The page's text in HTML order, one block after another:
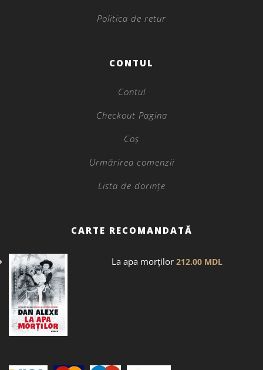
Politica de retur
CONTUL
Contul
Checkout Pagina
Coș
Urmărirea comenzii
Lista de dorințe
CARTE RECOMANDATĂ
La apa morților 212.00 MDL